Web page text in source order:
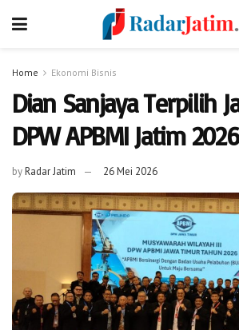
Home Ekonomi Bisnis
Dian Sanjaya Terpilih
DPW APBMI Jatim
byRadar Jatim 26 Mei 2026